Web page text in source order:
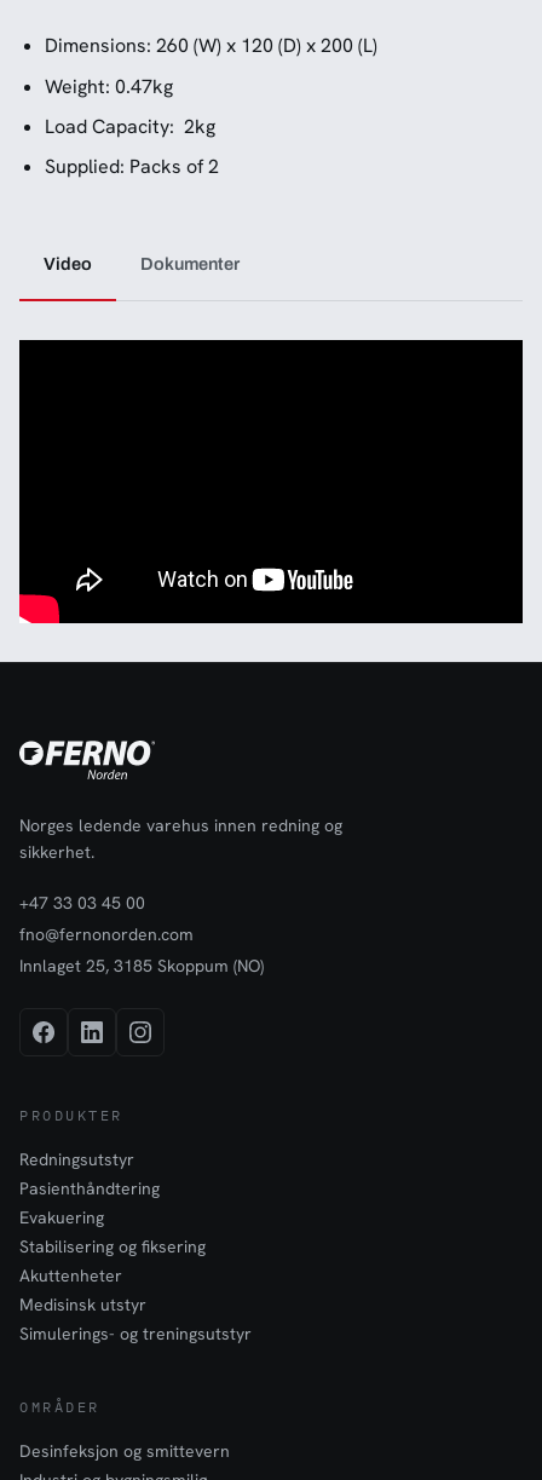
Dimensions: 260 (W) x 120 (D) x 200 (L)
Weight: 0.47kg
Load Capacity: 2kg
Supplied: Packs of 2
Video Dokumenter
Norges ledende varehus innen redning og
sikkerhet.
+47 33 03 45 00
fno@fernonorden.com
Innlaget 25, 3185 Skoppum (NO)
PRODUKTER
Redningsutstyr
Pasienthåndtering
Evakuering
Stabilisering og fiksering
Akuttenheter
Medisinsk utstyr
Simulerings- og treningsutstyr
OMRÅDER
Desinfeksjon og smittevern